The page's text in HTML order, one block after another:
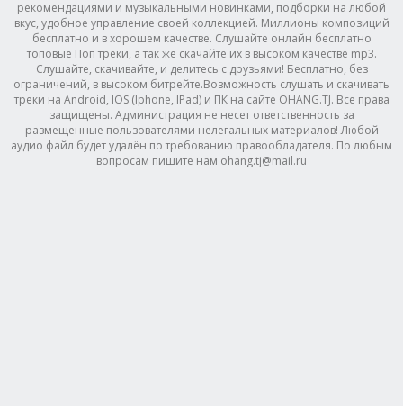
рекомендациями и музыкальными новинками, подборки на любой
вкус, удобное управление своей коллекцией. Миллионы композиций
бесплатно и в хорошем качестве. Слушайте онлайн бесплатно
топовые Поп треки, а так же скачайте их в высоком качестве mp3.
Слушайте, скачивайте, и делитесь с друзьями! Бесплатно, без
ограничений, в высоком битрейте.Возможность слушать и скачивать
треки на Android, IOS (Iphone, IPad) и ПК на сайте OHANG.TJ. Все права
защищены. Администрация не несет ответственность за
размещенные пользователями нелегальных материалов! Любой
аудио файл будет удалён по требованию правообладателя. По любым
вопросам пишите нам ohang.tj@mail.ru